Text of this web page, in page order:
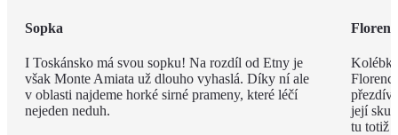
Sopka
I Toskánsko má svou sopku! Na rozdíl od Etny je
však Monte Amiata už dlouho vyhaslá. Díky ní ale
v oblasti najdeme horké sirné prameny, které léčí
nejeden neduh.
její
tu totiž